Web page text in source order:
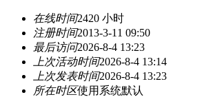
在线时间2420 小时
注册时间2013-3-11 09:50
最后访问2026-8-4 13:23
上次活动时间2026-8-4 13:14
上次发表时间2026-8-4 13:23
所在时区使用系统默认